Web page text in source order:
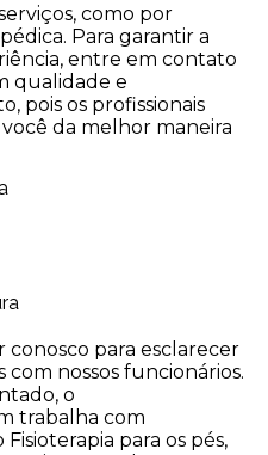
como por
Para garantir a
entre em contato
qualidade e
pois os profissionais
da melhor maneira
conosco para esclarecer
com nossos funcionários.
o
trabalha com
para os pés,